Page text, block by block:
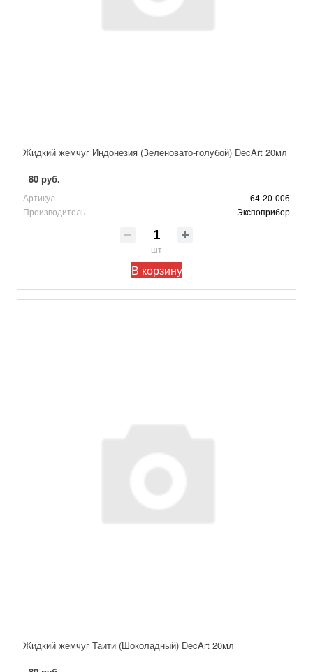
Жидкий жемчуг Индонезия (Зеленовато-голубой) DecArt 20мл
80 руб.
Артикул
64-20-006
Производитель
Экспоприбор
шт
В корзину
Жидкий жемчуг Таити (Шоколадный) DecArt 20мл